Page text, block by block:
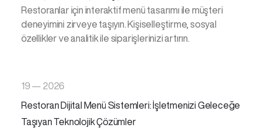
Restoranlar için interaktif menü tasarımı ile müşteri
deneyimini zirveye taşıyın. Kişiselleştirme, sosyal
özellikler ve analitik ile siparişlerinizi artırın.
19 — 2026
Restoran Dijital Menü Sistemleri: İşletmenizi Geleceğe
Taşıyan Teknolojik Çözümler